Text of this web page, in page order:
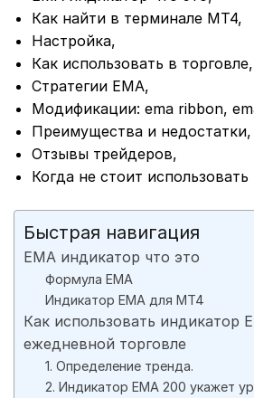
Как найти в терминале MT4,
Настройка,
Как использовать в торговле,
Стратегии EMA,
Модификации: ema ribbon,
Преимущества и недостатки,
Отзывы трейдеров,
Когда не стоит использовать
Быстрая навигация
EMA индикатор что это
Формула EMA
Индикатор EMA для MT4
Как использовать индикатор
ежедневной торговле
1. Определение тренда.
2. Индикатор EMA 200 укажет